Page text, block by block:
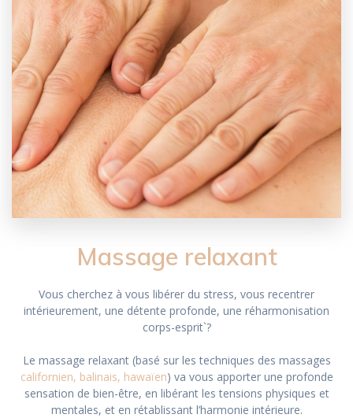
Massage relaxant
Vous cherchez à vous libérer du stress, vous recentrer
intérieurement, une détente profonde, une réharmonisation
corps-esprit`?
Le massage relaxant (basé sur les techniques des massages
californien, balinais, hawaïen) va vous apporter une profonde
sensation de bien-être, en libérant les tensions physiques et
mentales, et en rétablissant l’harmonie intérieure.